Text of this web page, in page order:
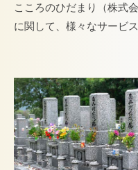
こころのひだまり（株式
に関して、様々なサービ